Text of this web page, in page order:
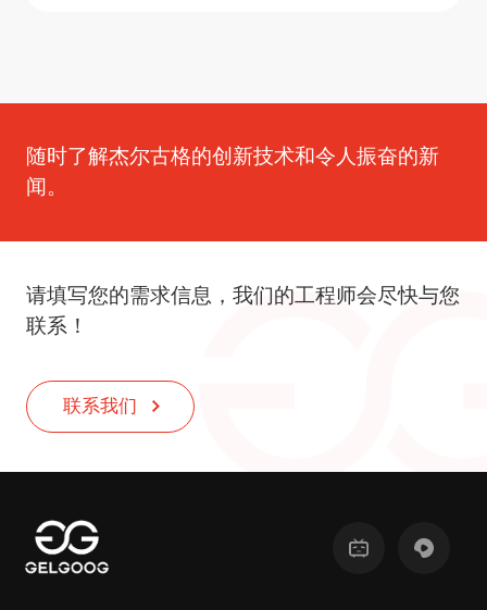
随时了解杰尔古格的创新技术和令人振奋的新
闻。
请填写您的需求信息，我们的工程师会尽快与您
联系！
联系我们